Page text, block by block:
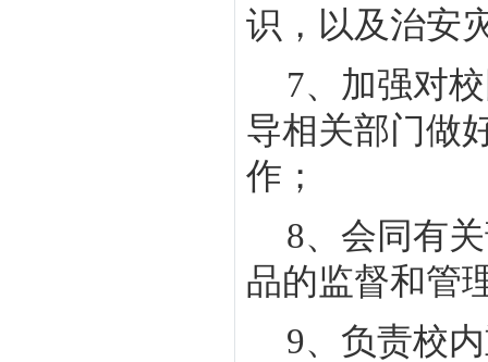
识，以及治安
7、加强对
导相关部门做
作；
8、会同有
品的监督和管
9、负责校